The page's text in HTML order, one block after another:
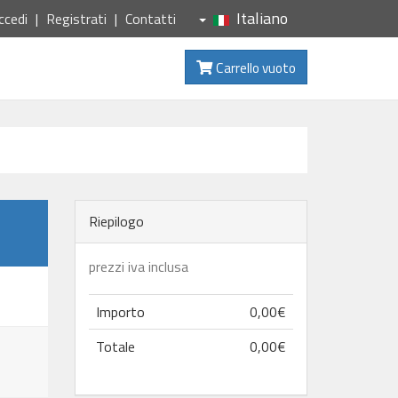
Registrati Contatti Italiano
Carrello vuoto
Riepilogo
prezzi iva inclusa
Importo
0,00€
Totale
0,00€